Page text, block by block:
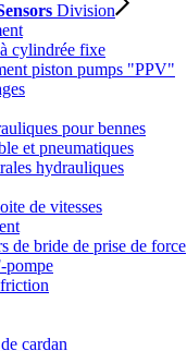
Division
cylindrée fixe
piston pumps "PPV"
pour bennes
et pneumatiques
hydrauliques
de vitesses
de bride de prise de force
pompe
cardan